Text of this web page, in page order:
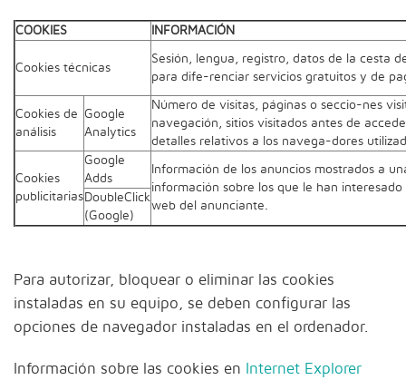
COOKIES INFORMACIÓN
Cookies técnicas
Sesión, lengua, registro, datos de la cesta
para dife-renciar servicios gratuitos y de
Cookies de
análisis
Google
Analytics
Número de visitas, páginas o seccio-nes
navegación, sitios visitados antes de
detalles relativos a los navega-dores
Cookies
publicitarias
Google
Adds
Información de los anuncios mostrados a
información sobre los que le han
web del anunciante.
DoubleClick
(Google)
Para autorizar, bloquear o eliminar las cookies
instaladas en su equipo, se deben configurar las
opciones de navegador instaladas en el ordenador.
Información sobre las cookies en Internet Explorer